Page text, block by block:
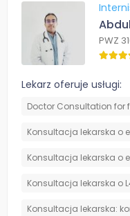
PWZ
Lekarz oferuje usługi:
Doctor Consultation for
Konsultacja lekarska o
Konsultacja lekarska o
Konsultacja lekarska o
⁠Konsultacja lekarska: